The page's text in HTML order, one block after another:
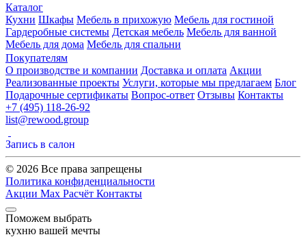
Каталог
Кухни Шкафы Мебель в прихожую Мебель для гостиной
Гардеробные системы Детская мебель Мебель для ванной
Мебель для дома Мебель для спальни
Покупателям
О производстве и компании Доставка и оплата Акции
Реализованные проекты Услуги, которые мы предлагаем Блог
Подарочные сертификаты Вопрос-ответ Отзывы Контакты
+7 (495) 118-26-92
list@rewood.group
Запись в салон
© 2026 Все права запрещены
Политика конфиденциальности
Акции Max Расчёт Контакты
Поможем выбрать
кухню вашей мечты